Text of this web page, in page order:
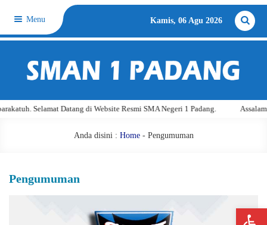
Menu Kamis, 06 Agu 2026
Selamat Datang di Website Resmi SMA Negeri 1 Padang.
Anda disini : Home- Pengumuman
Pengumuman